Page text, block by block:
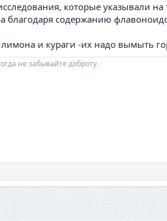
которые указывали
благодаря содержанию
и кураги -их надо вымыть
не забывайте доброту.